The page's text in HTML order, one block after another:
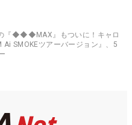
『◆◆◆MAX』もついに！キャロ
Ai SMOKEツアーバージョン』、5